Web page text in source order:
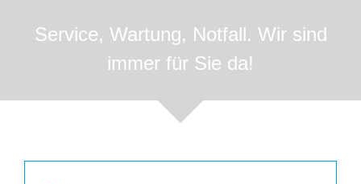
Service, Wartung, Notfall. Wir sind
immer für Sie da!